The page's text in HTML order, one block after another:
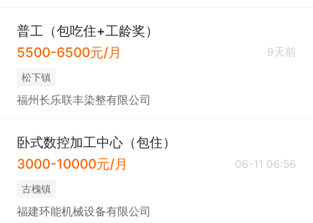
普工（包吃住+工龄奖）
5500-6500元/月
9天前
​松下镇
福州长乐联丰染整有限公司
卧式数控加工中心（包住）
3000-10000元/月
06-11 06:56
​古槐镇
福建环能机械设备有限公司